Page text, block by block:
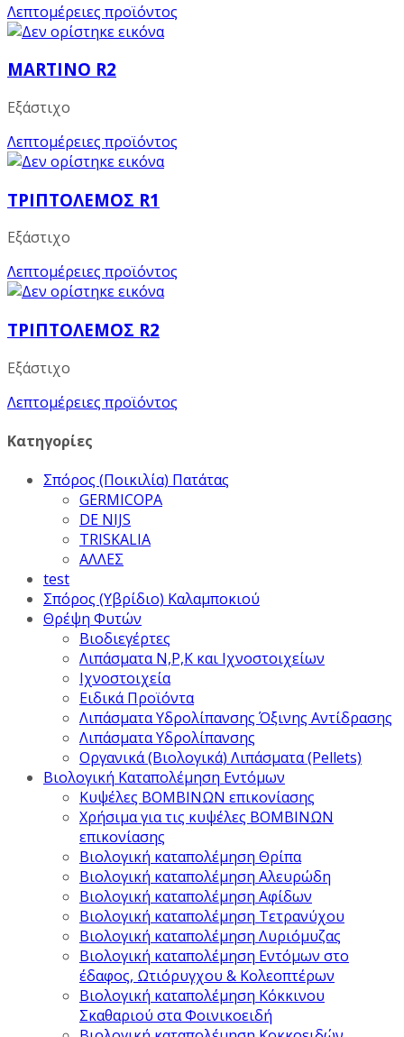
Λεπτομέρειες προϊόντος
MARTINO R2
Εξάστιχο
Λεπτομέρειες προϊόντος
ΤΡΙΠΤΟΛΕΜΟΣ R1
Εξάστιχο
Λεπτομέρειες προϊόντος
ΤΡΙΠΤΟΛΕΜΟΣ R2
Εξάστιχο
Λεπτομέρειες προϊόντος
Κατηγορίες
Σπόρος (Ποικιλία) Πατάτας
GERMICOPA
DE NIJS
TRISKALIA
ΑΛΛΕΣ
test
Σπόρος (Υβρίδιο) Καλαμποκιού
Θρέψη Φυτών
Βιοδιεγέρτες
Λιπάσματα Ν,Ρ,Κ και Ιχνοστοιχείων
Ιχνοστοιχεία
Ειδικά Προϊόντα
Λιπάσματα Υδρολίπανσης Όξινης Αντίδρασης
Λιπάσματα Υδρολίπανσης
Οργανικά (Βιολογικά) Λιπάσματα (Pellets)
Βιολογική Καταπολέμηση Εντόμων
Κυψέλες ΒΟΜΒΙΝΩΝ επικονίασης
Χρήσιμα για τις κυψέλες ΒΟΜΒΙΝΩΝ
επικονίασης
Βιολογική καταπολέμηση Θρίπα
Βιολογική καταπολέμηση Αλευρώδη
Βιολογική καταπολέμηση Αφίδων
Βιολογική καταπολέμηση Τετρανύχου
Βιολογική καταπολέμηση Λυριόμυζας
Βιολογική καταπολέμηση Εντόμων στο
έδαφος, Ωτιόρυγχου & Κολεοπτέρων
Βιολογική καταπολέμηση Κόκκινου
Σκαθαριού στα Φοινικοειδή